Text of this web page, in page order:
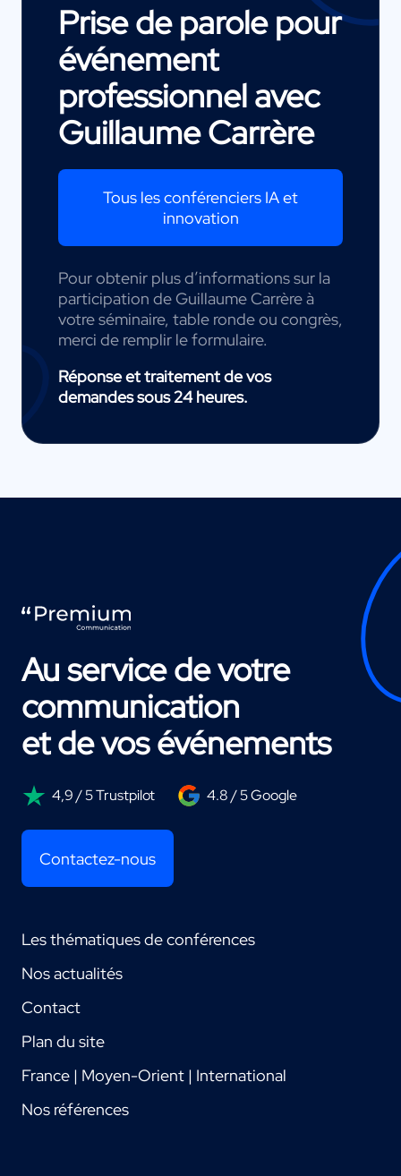
Prise de parole pour
événement
professionnel avec
Guillaume Carrère
Tous les conférenciers IA et
innovation
Pour obtenir plus d’informations sur la
participation de Guillaume Carrère à
votre séminaire, table ronde ou congrès,
merci de remplir le formulaire.
Réponse et traitement de vos
demandes sous 24 heures.
Au service de votre
communication
et de vos événements
4,9 / 5 Trustpilot 4.8 / 5 Google
Contactez-nous
Les thématiques de conférences
Nos actualités
Contact
Plan du site
France | Moyen-Orient | International
Nos références